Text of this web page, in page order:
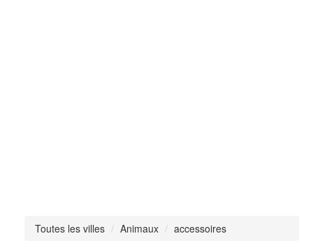
Toutes les villes Animaux accessoires